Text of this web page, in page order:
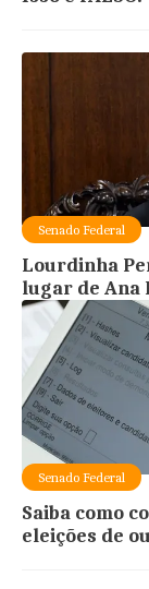
Senado Federal
Lourdinha
lugar de Ana
Senado Federal
Saiba como
eleições de